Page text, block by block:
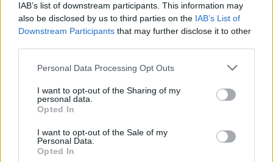
IAB’s list of downstream participants. This information may
also be disclosed by us to third parties on the IAB’s List of
Downstream Participants that may further disclose it to other
Please note that this website/app uses one or more Google
not limited to your visit or usage behaviour. You may click to
grant or deny consent to Google and its third-party tags to
use your data for below specified purposes in below Google
consent section.
Personal Data Processing Opt Outs
I want to opt-out of the Sharing of my
personal data.
Opted In
I want to opt-out of the Sale of my
Personal Data.
Opted In
Η κακοκαιρία θα οφείλεται σε ψυχρές αέριες μάζες
που θα έρθουν από την Βόρεια Ευρώπη, καθώς